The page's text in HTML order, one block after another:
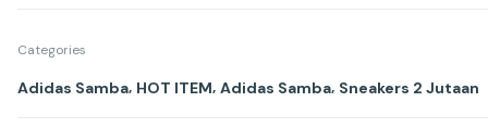
Categories
Adidas Samba, HOT ITEM, Adidas Samba, Sneakers 2 Jutaan